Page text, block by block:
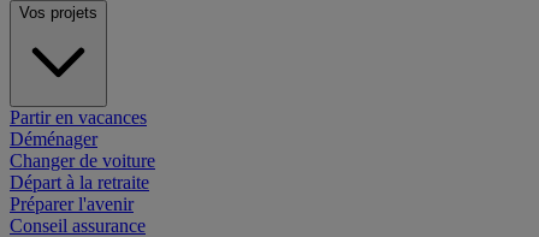
Vos projets
Partir en vacances
Déménager
Changer de voiture
Départ à la retraite
Préparer l'avenir
Conseil assurance